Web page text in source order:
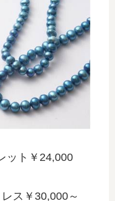
ット￥24,000
ス￥30,000～